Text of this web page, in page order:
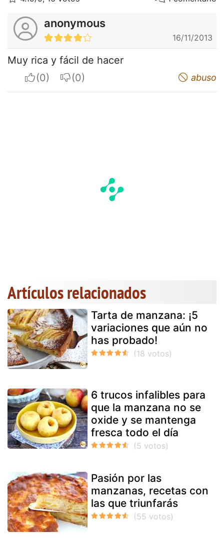
anonymous
16/11/2013
Muy rica y fácil de hacer
I apreciateI do not appreciate abuso
Artículos relacionados
Tarta de manzana: ¡5
variaciones que aún no
has probado!
6 trucos infalibles para
que la manzana no se
oxide y se mantenga
fresca todo el día
Pasión por las
manzanas, recetas con
las que triunfarás